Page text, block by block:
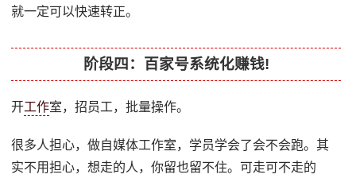
就一定可以快速转正。
阶段四：百家号系统化赚钱!
开工作室，招员工，批量操作。
很多人担心，做自媒体工作室，学员学会了会不会跑。其
实不用担心，想走的人，你留也留不住。可走可不走的